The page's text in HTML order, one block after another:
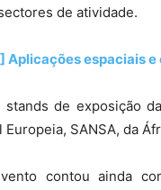
de atividade.
Aplicações espaciais
de exposição
SANSA, da
contou ainda